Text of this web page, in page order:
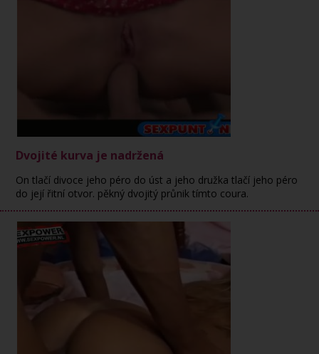
Dvojité kurva je nadržená
On tlačí divoce jeho péro do úst a jeho družka tlačí jeho péro
do její řitní otvor. pěkný dvojitý průnik tímto coura.